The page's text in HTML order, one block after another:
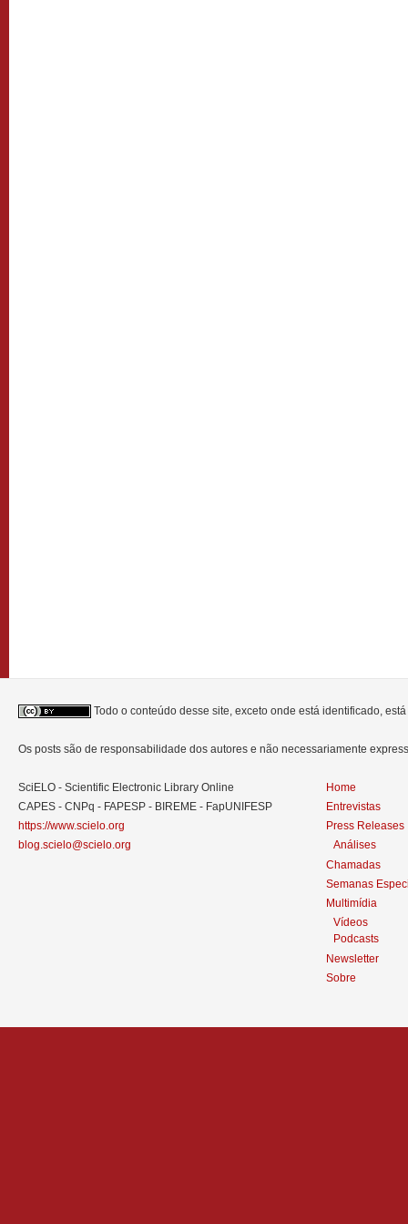
Todo o conteúdo desse site, exceto onde está identificado,
Os posts são de responsabilidade dos autores e não necessariamente
SciELO - Scientific Electronic Library Online
CAPES - CNPq - FAPESP - BIREME - FapUNIFESP
https://www.scielo.org
blog.scielo@scielo.org
Home
Entrevistas
Press Releases
Análises
Chamadas
Semanas
Multimídia
Vídeos
Podcasts
Newsletter
Sobre